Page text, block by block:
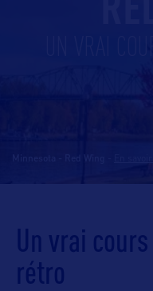
UN VRAI
Un vrai
rétro